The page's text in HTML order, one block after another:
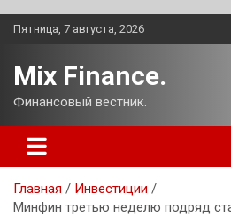
Перейти
Пятница, 7 августа, 2026
Mix Finance.
Финансовый вестник.
Главная
Инвестиции
Минфин третью неделю подряд